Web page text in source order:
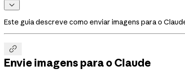

Este guia descreve como enviar imagens para o

Envie imagens para o Claude